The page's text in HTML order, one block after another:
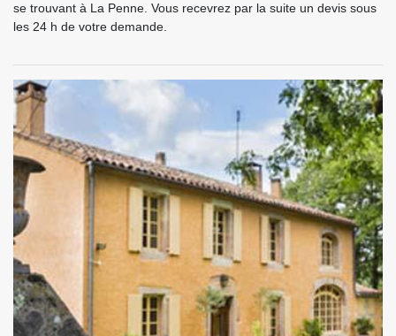
se trouvant à La Penne. Vous recevrez par la suite un devis sous
les 24 h de votre demande.